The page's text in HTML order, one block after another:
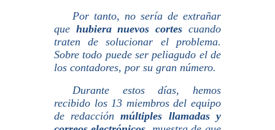
Por tanto, no sería de extrañar
que hubiera nuevos cortes cuando
traten de solucionar el problema.
Sobre todo puede ser peliagudo el de
los contadores, por su gran número.
Durante estos días, hemos
recibido los 13 miembros del equipo
de redacciónmúltiples llamadas y